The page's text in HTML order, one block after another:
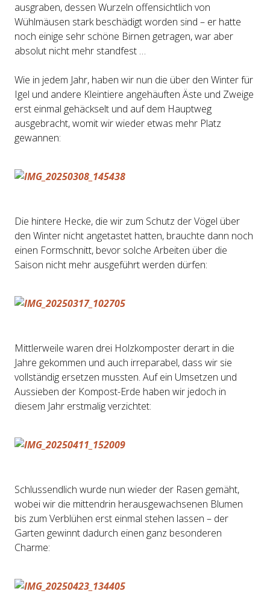
ausgraben, dessen Wurzeln offensichtlich von
Wühlmäusen stark beschädigt worden sind – er hatte
noch einige sehr schöne Birnen getragen, war aber
absolut nicht mehr standfest …
Wie in jedem Jahr, haben wir nun die über den Winter für
Igel und andere Kleintiere angehäuften Äste und Zweige
erst einmal gehäckselt und auf dem Hauptweg
ausgebracht, womit wir wieder etwas mehr Platz
gewannen:
Die hintere Hecke, die wir zum Schutz der Vögel über
den Winter nicht angetastet hatten, brauchte dann noch
einen Formschnitt, bevor solche Arbeiten über die
Saison nicht mehr ausgeführt werden dürfen:
Mittlerweile waren drei Holzkomposter derart in die
Jahre gekommen und auch irreparabel, dass wir sie
vollständig ersetzen mussten. Auf ein Umsetzen und
Aussieben der Kompost-Erde haben wir jedoch in
diesem Jahr erstmalig verzichtet:
Schlussendlich wurde nun wieder der Rasen gemäht,
wobei wir die mittendrin herausgewachsenen Blumen
bis zum Verblühen erst einmal stehen lassen – der
Garten gewinnt dadurch einen ganz besonderen
Charme: